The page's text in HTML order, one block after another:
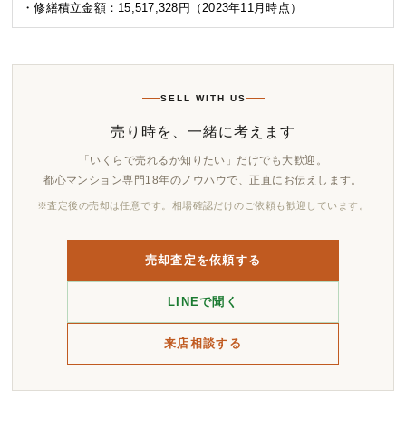
・修繕積立金額：15,517,328円（2023年11月時点）
SELL WITH US
売り時を、一緒に考えます
「いくらで売れるか知りたい」だけでも大歓迎。
都心マンション専門18年のノウハウで、正直にお伝えします。
※査定後の売却は任意です。相場確認だけのご依頼も歓迎しています。
売却査定を依頼する
LINEで聞く
来店相談する